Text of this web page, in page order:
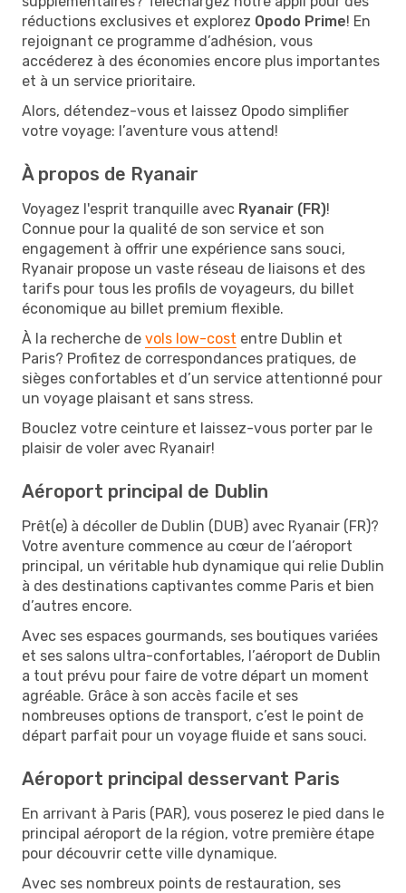
réductions exclusives et explorez Opodo Prime! En
rejoignant ce programme d’adhésion, vous
accéderez à des économies encore plus importantes
et à un service prioritaire.
Alors, détendez-vous et laissez Opodo simplifier
votre voyage: l’aventure vous attend!
À propos de Ryanair
Voyagez l'esprit tranquille avec Ryanair (FR)!
Connue pour la qualité de son service et son
engagement à offrir une expérience sans souci,
Ryanair propose un vaste réseau de liaisons et des
tarifs pour tous les profils de voyageurs, du billet
économique au billet premium flexible.
À la recherche de vols low-cost entre Dublin et
Paris? Profitez de correspondances pratiques, de
sièges confortables et d’un service attentionné pour
un voyage plaisant et sans stress.
Bouclez votre ceinture et laissez-vous porter par le
plaisir de voler avec Ryanair!
Aéroport principal de Dublin
Prêt(e) à décoller de Dublin (DUB) avec Ryanair (FR)?
Votre aventure commence au cœur de l’aéroport
principal, un véritable hub dynamique qui relie Dublin
à des destinations captivantes comme Paris et bien
d’autres encore.
Avec ses espaces gourmands, ses boutiques variées
et ses salons ultra-confortables, l’aéroport de Dublin
a tout prévu pour faire de votre départ un moment
agréable. Grâce à son accès facile et ses
nombreuses options de transport, c’est le point de
départ parfait pour un voyage fluide et sans souci.
Aéroport principal desservant Paris
En arrivant à Paris (PAR), vous poserez le pied dans le
principal aéroport de la région, votre première étape
pour découvrir cette ville dynamique.
Avec ses nombreux points de restauration, ses